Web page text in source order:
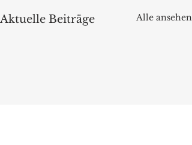
Aktuelle Beiträge Alle ansehen